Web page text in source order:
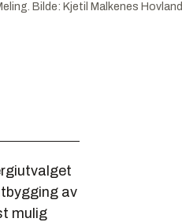
Bilde: Kjetil Malkenes Hovland
av
mulig